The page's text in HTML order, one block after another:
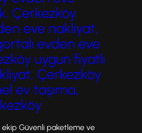
akla ilk olarak evden eve
Çerkezköy
eve nakliyat,
evden eve
uygun fiyatlı
Çerkezköy
ev taşıma,
Güvenli paketleme ve